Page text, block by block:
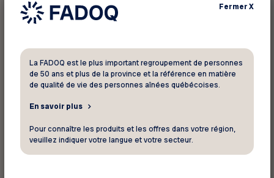
l’entrepôt
une équipe dédiée au bien-être de vos
compagnons.
Rabais de 15 % en boutique.
Exclusions:Nourriture pour chat et chien,
nourriture et accessoires pour animaux de la
FermerX
La FADOQ est le plus important regroupement de personnes
de 50 ans et plus de la province et la référence en matière
de qualité de vie des personnes aînées québécoises.
En savoir plus
Pour connaître les produits et les offres dans votre région,
veuillez indiquer votre langue et votre secteur.